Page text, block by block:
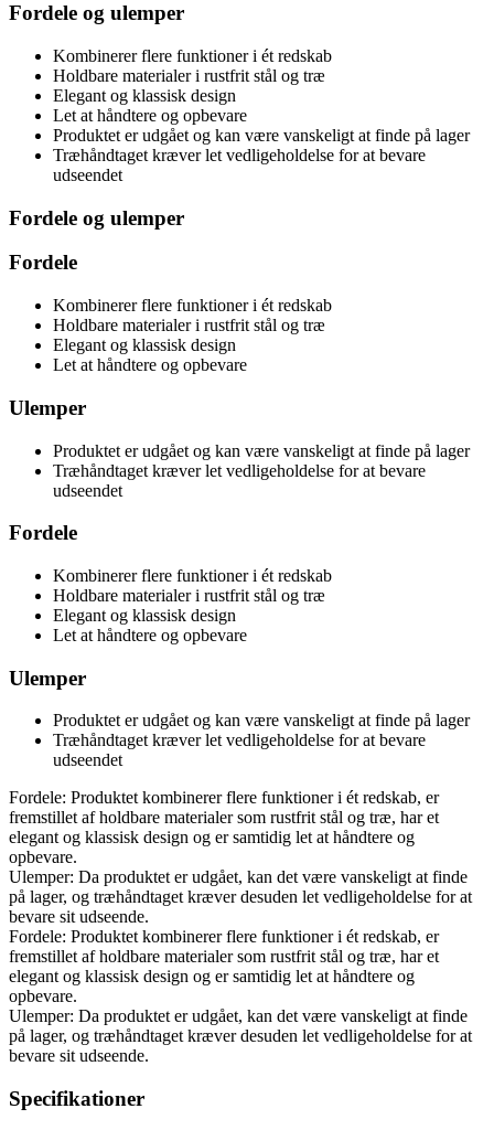
Fordele og ulemper
Kombinerer flere funktioner i ét redskab
Holdbare materialer i rustfrit stål og træ
Elegant og klassisk design
Let at håndtere og opbevare
Produktet er udgået og kan være vanskeligt at finde på lager
Træhåndtaget kræver let vedligeholdelse for at bevare
udseendet
Fordele og ulemper
Fordele
Kombinerer flere funktioner i ét redskab
Holdbare materialer i rustfrit stål og træ
Elegant og klassisk design
Let at håndtere og opbevare
Ulemper
Produktet er udgået og kan være vanskeligt at finde på lager
Træhåndtaget kræver let vedligeholdelse for at bevare
udseendet
Fordele
Kombinerer flere funktioner i ét redskab
Holdbare materialer i rustfrit stål og træ
Elegant og klassisk design
Let at håndtere og opbevare
Ulemper
Produktet er udgået og kan være vanskeligt at finde på lager
Træhåndtaget kræver let vedligeholdelse for at bevare
udseendet
Fordele: Produktet kombinerer flere funktioner i ét redskab, er
fremstillet af holdbare materialer som rustfrit stål og træ, har et
elegant og klassisk design og er samtidig let at håndtere og
opbevare.
Ulemper: Da produktet er udgået, kan det være vanskeligt at finde
på lager, og træhåndtaget kræver desuden let vedligeholdelse for at
bevare sit udseende.
Fordele: Produktet kombinerer flere funktioner i ét redskab, er
fremstillet af holdbare materialer som rustfrit stål og træ, har et
elegant og klassisk design og er samtidig let at håndtere og
opbevare.
Ulemper: Da produktet er udgået, kan det være vanskeligt at finde
på lager, og træhåndtaget kræver desuden let vedligeholdelse for at
bevare sit udseende.
Specifikationer